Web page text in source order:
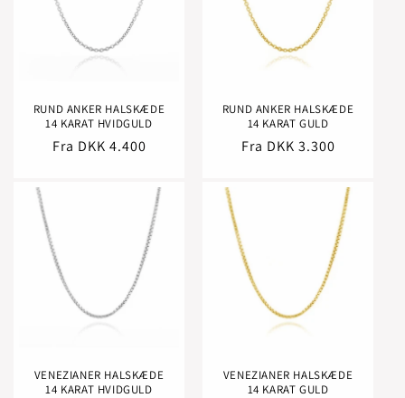
RUND ANKER HALSKÆDE
14 KARAT HVIDGULD
Normalpris
Fra DKK 4.400
RUND ANKER HALSKÆDE
14 KARAT GULD
Normalpris
Fra DKK 3.300
VENEZIANER HALSKÆDE
14 KARAT HVIDGULD
VENEZIANER HALSKÆDE
14 KARAT GULD